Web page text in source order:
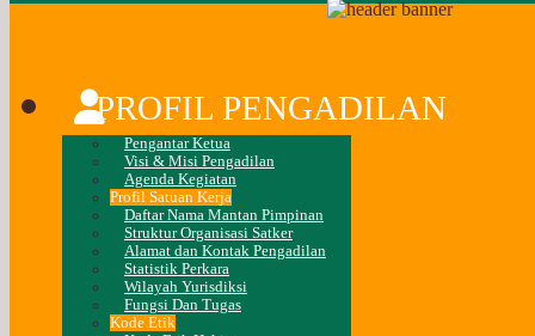
PROFIL PENGADILAN
Pengantar Ketua
Visi & Misi Pengadilan
Agenda Kegiatan
Profil Satuan Kerja
Daftar Nama Mantan Pimpinan
Struktur Organisasi Satker
Alamat dan Kontak Pengadilan
Statistik Perkara
Wilayah Yurisdiksi
Fungsi Dan Tugas
Kode Etik